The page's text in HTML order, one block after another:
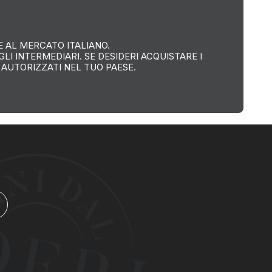
AL MERCATO ITALIANO.
INTERMEDIARI. SE DESIDERI ACQUISTARE I
NEL TUO PAESE.